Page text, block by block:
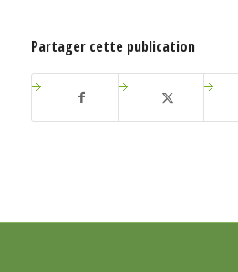
Partager cette publication